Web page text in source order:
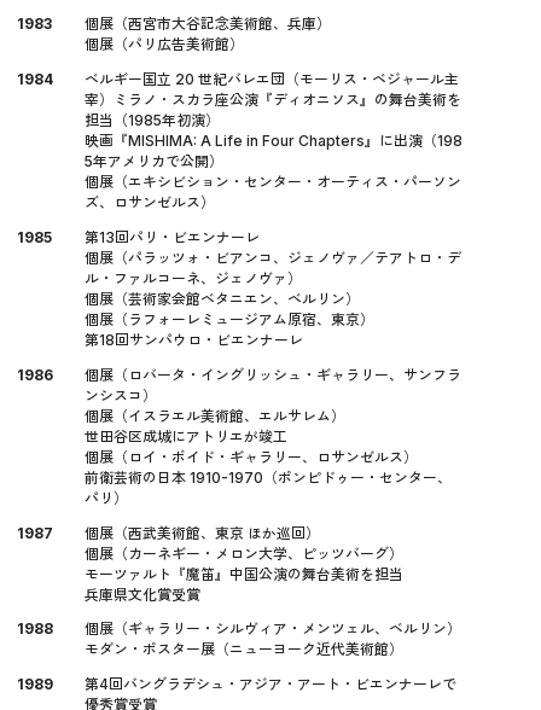
1983
個展（西宮市大谷記念美術館、兵庫）
個展（パリ広告美術館）
1984
ベルギー国立 20 世紀バレエ団（モーリス・ベジャール主
宰）ミラノ・スカラ座公演『ディオニソス』の舞台美術を
担当（1985年初演）
映画『MISHIMA: A Life in Four Chapters』に出演（198
5年アメリカで公開）
個展（エキシビション・センター・オーティス・パーソン
ズ、ロサンゼルス）
1985
第13回パリ・ビエンナーレ
個展（パラッツォ・ビアンコ、ジェノヴァ／テアトロ・デ
ル・ファルコーネ、ジェノヴァ）
個展（芸術家会館ベタニエン、ベルリン）
個展（ラフォーレミュージアム原宿、東京）
第18回サンパウロ・ビエンナーレ
1986
個展（ロバータ・イングリッシュ・ギャラリー、サンフラ
ンシスコ）
個展（イスラエル美術館、エルサレム）
世田谷区成城にアトリエが竣工
個展（ロイ・ボイド・ギャラリー、ロサンゼルス）
前衛芸術の日本 1910-1970（ポンピドゥー・センター、
パリ）
1987
個展（西武美術館、東京 ほか巡回）
個展（カーネギー・メロン大学、ピッツバーグ）
モーツァルト『魔笛』中国公演の舞台美術を担当
兵庫県文化賞受賞
1988
個展（ギャラリー・シルヴィア・メンツェル、ベルリン）
モダン・ポスター展（ニューヨーク近代美術館）
1989
第4回バングラデシュ・アジア・アート・ビエンナーレで
優秀賞受賞